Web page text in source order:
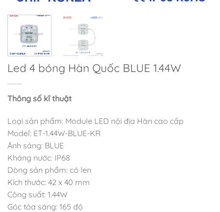
Led 4 bóng Hàn Quốc BLUE 1.44W
Thông số kĩ thuật
Loại sản phẩm: Module LED nội địa Hàn cao cấp
Model: ET-1.44W-BLUE-KR
Ánh sáng: BLUE
Kháng nước: IP68
Dòng sản phẩm: có len
Kích thước: 42 x 40 mm
Công suất: 1.44W
Góc tỏa sáng: 165 độ